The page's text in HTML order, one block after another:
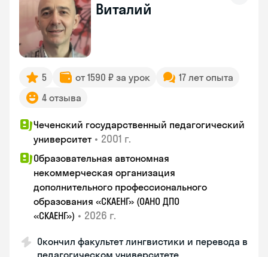
Виталий
5 от 1590 ₽ за урок
17 лет опыта
4 отзыва
Чеченский государственный педагогический
университет • 2001 г.
Образовательная автономная
некоммерческая организация
дополнительного профессионального
образования «СКАЕНГ» (ОАНО ДПО
«СКАЕНГ») • 2026 г.
Окончил факультет лингвистики и перевода в
педагогическом университете